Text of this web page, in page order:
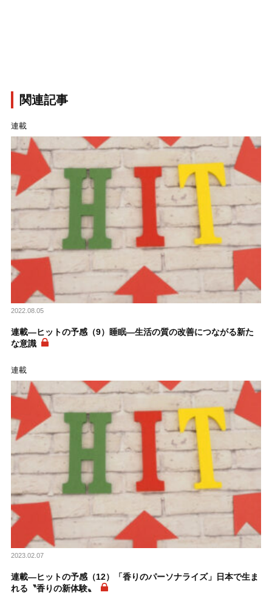
関連記事
連載
2022.08.05
連載―ヒットの予感（9）睡眠―生活の質の改善につながる新た
な意識
連載
2023.02.07
連載―ヒットの予感（12）「香りのパーソナライズ」日本で生ま
れる〝香りの新体験〟